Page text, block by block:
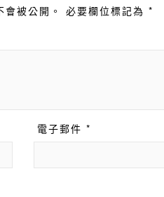
會被公開。 必要欄位標記為 *
電子郵件 *